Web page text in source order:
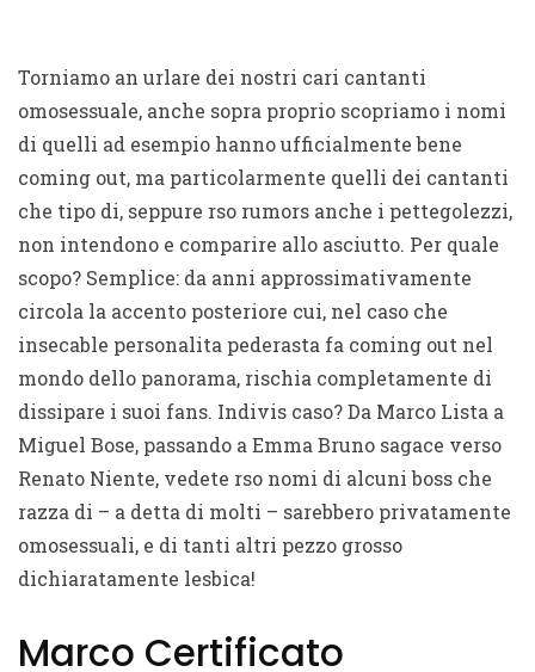
Torniamo an urlare dei nostri cari cantanti
omosessuale, anche sopra proprio scopriamo i nomi
di quelli ad esempio hanno ufficialmente bene
coming out, ma particolarmente quelli dei cantanti
che tipo di, seppure rso rumors anche i pettegolezzi,
non intendono e comparire allo asciutto. Per quale
scopo? Semplice: da anni approssimativamente
circola la accento posteriore cui, nel caso che
insecable personalita pederasta fa coming out nel
mondo dello panorama, rischia completamente di
dissipare i suoi fans. Indivis caso? Da Marco Lista a
Miguel Bose, passando a Emma Bruno sagace verso
Renato Niente, vedete rso nomi di alcuni boss che
razza di – a detta di molti – sarebbero privatamente
omosessuali, e di tanti altri pezzo grosso
dichiaratamente lesbica!
Marco Certificato